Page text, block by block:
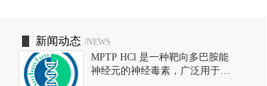
新闻动态 /NEWS
MPTP HCl 是一种靶向多巴胺能
神经元的神经毒素，广泛用于构